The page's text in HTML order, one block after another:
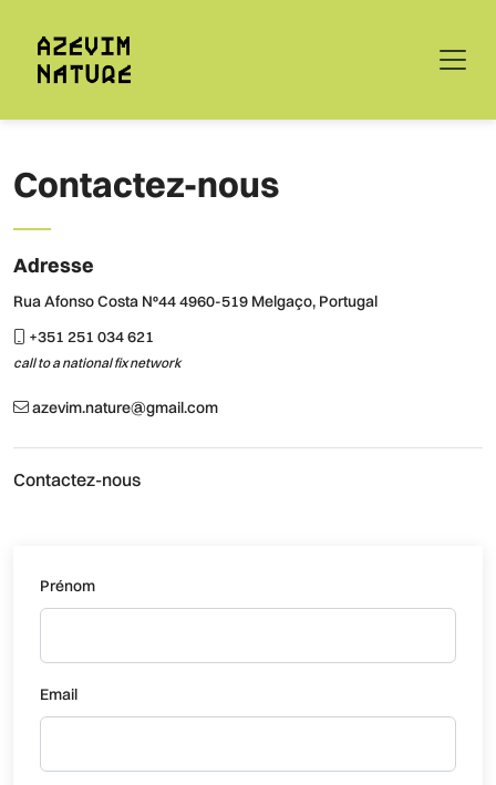
Contactez-nous
Adresse
Rua Afonso Costa Nº44 4960-519 Melgaço, Portugal
+351 251 034 621
call to a national fix network
azevim.nature@gmail.com
Contactez-nous
Prénom
Email